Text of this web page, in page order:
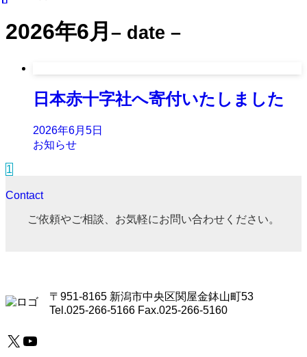
2026年6月 – date –
日本赤十字社へ寄付いたしました
2026年6月5日
お知らせ
1
Contact
ご依頼やご相談、お気軽にお問い合わせください。
〒951-8165 新潟市中央区関屋金鉢山町53
Tel.025-266-5166 Fax.025-266-5160
X YouTube